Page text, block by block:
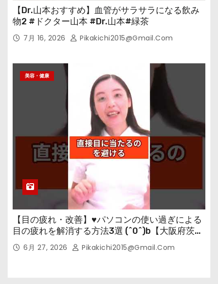
【Dr.山本おすすめ】血管がサラサラになる飲み
物2 #ドクター山本 #Dr.山本#緑茶
7月 16, 2026 Pikakichi2015@gmail.com
美容・健康
【目の疲れ・改善】♥パソコンの使い過ぎによる
目の疲れを解消する方法3選 (^0^)b【大阪府茨木
市の女性・美容鍼灸・整体師が教えます。】
6月 27, 2026 Pikakichi2015@gmail.com